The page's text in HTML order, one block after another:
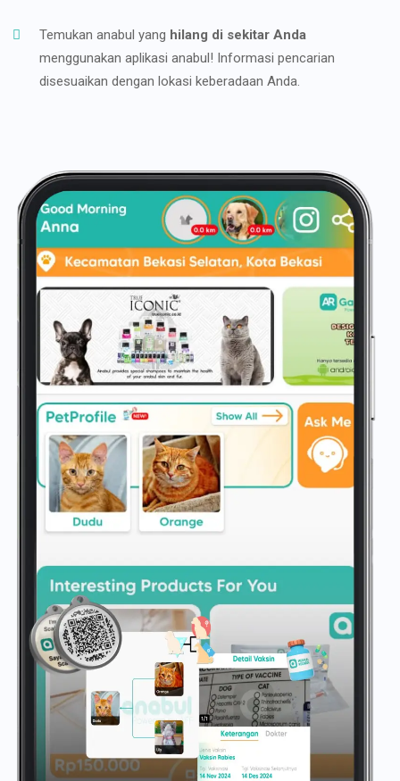
Temukan anabul yang hilang di sekitar Anda
menggunakan aplikasi anabul! Informasi pencarian
disesuaikan dengan lokasi keberadaan Anda.